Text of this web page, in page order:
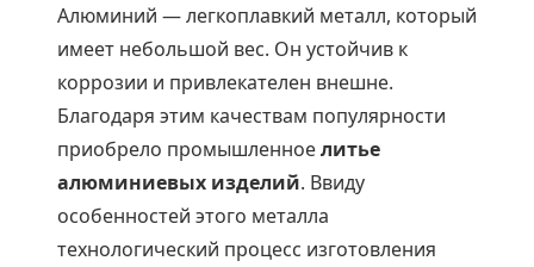
Алюминий — легкоплавкий металл, который
имеет небольшой вес. Он устойчив к
коррозии и привлекателен внешне.
Благодаря этим качествам популярности
приобрело промышленноелитье
алюминиевых изделий. Ввиду
особенностей этого металла
технологический процесс изготовления